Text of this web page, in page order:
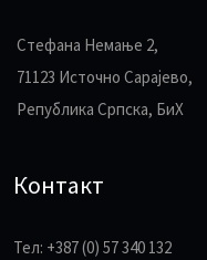
Стефана Немање 2,
71123 Источно Сарајево,
Република Српска, БиХ
Контакт
Тел: +387 (0) 57 340 132